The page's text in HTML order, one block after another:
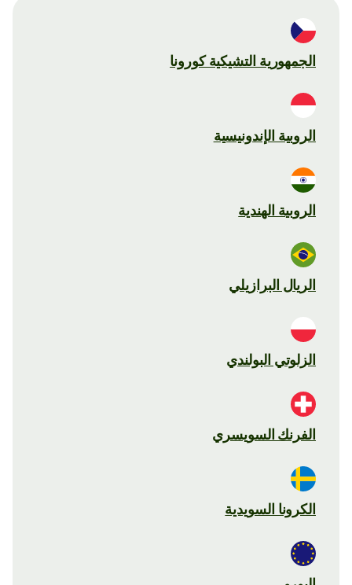
الجمهورية التشيكية كورونا
الروبية الإندونيسية
الروبية الهندية
الريال البرازيلي
الزلوتي البولندي
الفرنك السويسري
الكرونا السويدية